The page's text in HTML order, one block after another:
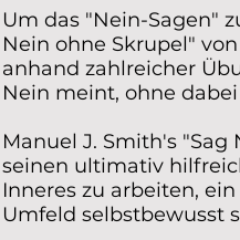
Um das "Nein-Sagen"
Nein ohne Skrupel"
anhand zahlreicher
Nein meint, ohne
Manuel J. Smith's
seinen ultimativ
Inneres zu arbeiten,
Umfeld selbstbewusst